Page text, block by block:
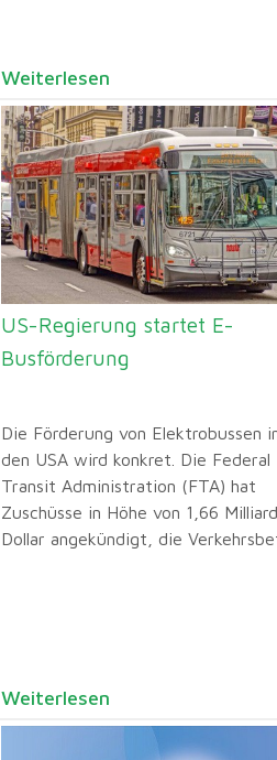
Weiterlesen
US-Regierung startet E-
Busförderung
Die Förderung von Elektrobussen
den USA wird konkret. Die Federal
Transit Administration (FTA) hat
Zuschüsse in Höhe von 1,66
Dollar angekündigt, die
Weiterlesen